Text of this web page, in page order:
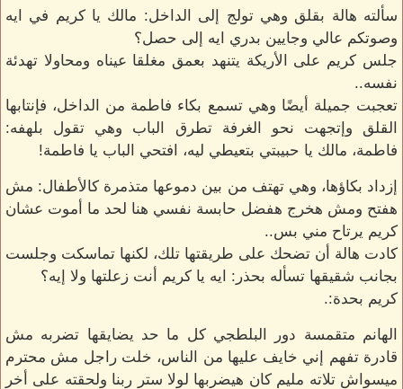
سألته هالة بقلق وهي تولج إلى الداخل: مالك يا كريم في ايه
وصوتكم عالي وجايين بدري ايه إلى حصل؟
جلس كريم على الأريكة يتنهد بعمق مغلقا عيناه ومحاولا تهدئة
نفسه..
تعجبت جميلة أيضًا وهي تسمع بكاء فاطمة من الداخل، فإنتابها
القلق وإتجهت نحو الغرفة تطرق الباب وهي تقول بلهفه:
فاطمة، مالك يا حبيبتي بتعيطي ليه، افتحي الباب يا فاطمة!
إزداد بكاؤها، وهي تهتف من بين دموعها متذمرة كالأطفال: مش
هفتح ومش هخرج هفضل حابسة نفسي هنا لحد ما أموت عشان
كريم يرتاح مني بس..
كادت هالة أن تضحك على طريقتها تلك، لكنها تماسكت وجلست
بجانب شقيقها تسأله بحذر: ايه يا كريم أنت زعلتها ولا إيه؟
كريم بحدة:.
الهانم متقمسة دور البلطجي كل ما حد يضايقها تضربه مش
قادرة تفهم إني خايف عليها من الناس، خلت راجل مش محترم
ميسواش تلاته مليم كان هيضربها لولا ستر ربنا ولحقته على أخر